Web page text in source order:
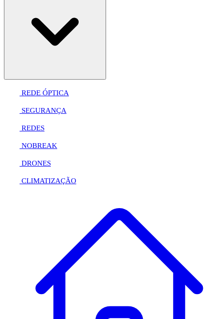
REDE ÓPTICA
SEGURANÇA
REDES
NOBREAK
DRONES
CLIMATIZAÇÃO